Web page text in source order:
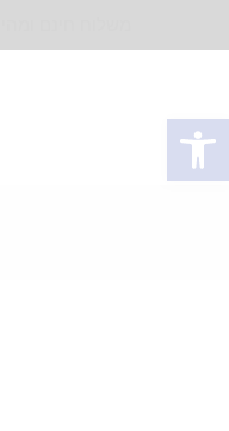
פתח סרגל נגישות